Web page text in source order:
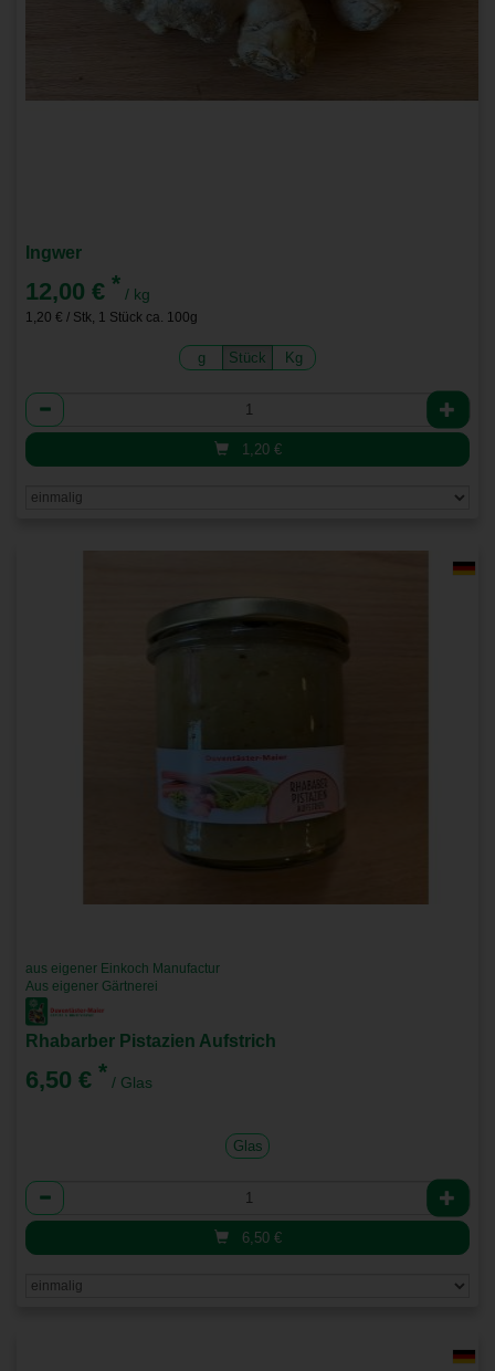
Ingwer
12,00 € * / kg
1,20 € / Stk, 1 Stück ca. 100g
g Stück Kg
Anzahl
1,20 €
aus eigener Einkoch Manufactur
Aus eigener Gärtnerei
Rhabarber Pistazien Aufstrich
6,50 € * / Glas
Glas
Anzahl
6,50 €